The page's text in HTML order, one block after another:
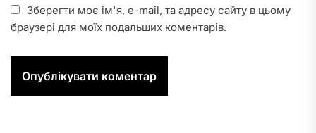
Зберегти моє ім'я, e-mail, та адресу сайту в цьому
браузері для моїх подальших коментарів.